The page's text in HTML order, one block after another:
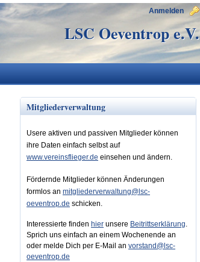
LSC Oeventrop e.V.
Anmelden
Mitgliederverwaltung
Usere aktiven und passiven Mitglieder können
ihre Daten einfach selbst auf
www.vereinsflieger.de einsehen und ändern.
Fördernde Mitglieder können Änderungen
formlos an mitgliederverwaltung@lsc-
oeventrop.de schicken.
Interessierte finden hier unsere Beitrittserklärung.
Sprich uns einfach an einem Wochenende an
oder melde Dich per E-Mail an vorstand@lsc-
oeventrop.de